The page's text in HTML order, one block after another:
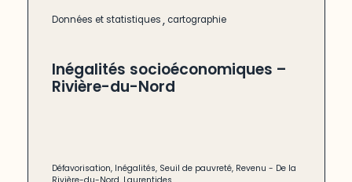
Données et statistiques, cartographie
Inégalités socioéconomiques –
Rivière-du-Nord
Défavorisation, Inégalités, Seuil de pauvreté, Revenu - De la